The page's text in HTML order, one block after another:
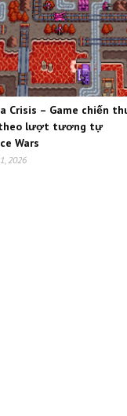
Crisis – Game chiến
lượt tương tự
Wars
2026